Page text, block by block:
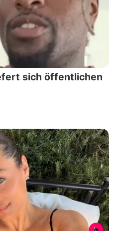
sich öffentlichen